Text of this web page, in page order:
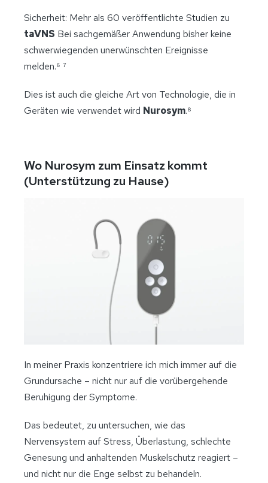
Sicherheit: Mehr als 60 veröffentlichte Studien zu
taVNS Bei sachgemäßer Anwendung bisher keine
schwerwiegenden unerwünschten Ereignisse
melden.⁶ ⁷
Dies ist auch die gleiche Art von Technologie, die in
Geräten wie verwendet wird Nurosym.⁸
Wo Nurosym zum Einsatz kommt
(Unterstützung zu Hause)
In meiner Praxis konzentriere ich mich immer auf die
Grundursache – nicht nur auf die vorübergehende
Beruhigung der Symptome.
Das bedeutet, zu untersuchen, wie das
Nervensystem auf Stress, Überlastung, schlechte
Genesung und anhaltenden Muskelschutz reagiert –
und nicht nur die Enge selbst zu behandeln.